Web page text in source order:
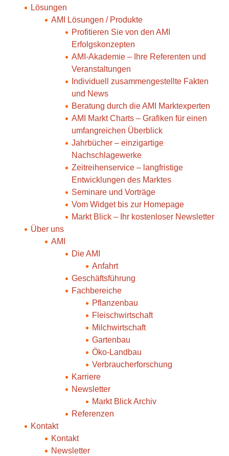
Lösungen
AMI Lösungen / Produkte
Profitieren Sie von den AMI
Erfolgskonzepten
AMI-Akademie – Ihre Referenten und
Veranstaltungen
Individuell zusammengestellte Fakten
und News
Beratung durch die AMI Marktexperten
AMI Markt Charts – Grafiken für einen
umfangreichen Überblick
Jahrbücher – einzigartige
Nachschlagewerke
Zeitreihenservice – langfristige
Entwicklungen des Marktes
Seminare und Vorträge
Vom Widget bis zur Homepage
Markt Blick – Ihr kostenloser Newsletter
Über uns
AMI
Die AMI
Anfahrt
Geschäftsführung
Fachbereiche
Pflanzenbau
Fleischwirtschaft
Milchwirtschaft
Gartenbau
Öko-Landbau
Verbraucherforschung
Karriere
Newsletter
Markt Blick Archiv
Referenzen
Kontakt
Kontakt
Newsletter